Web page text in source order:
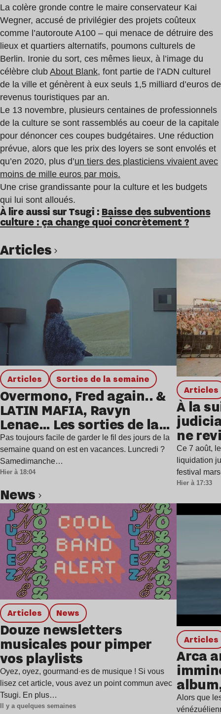
La colère gronde contre le maire conservateur Kai
Wegner, accusé de privilégier des projets coûteux
comme l’autoroute A100 – qui menace de détruire des
lieux et quartiers alternatifs, poumons culturels de
Berlin. Ironie du sort, ces mêmes lieux, à l’image du
célèbre club About Blank, font partie de l’ADN culturel
de la ville et génèrent à eux seuls 1,5 milliard d’euros de
revenus touristiques par an.
Le 13 novembre, plusieurs centaines de professionnels
de la culture se sont rassemblés au coeur de la capitale
pour dénoncer ces coupes budgétaires. Une réduction
prévue, alors que les prix des loyers se sont envolés et
qu’en 2020, plus d’un tiers des plasticiens vivaient avec
moins de mille euros par mois.
Une crise grandissante pour la culture et les budgets
qui lui sont alloués.
À lire aussi sur Tsugi : Baisse des subventions
culture : ça change quoi concrètement ?
Articles
Articles Sorties de la semaine
Overmono, Fred again.. &
LATIN MAFIA, Ravyn
Lenae… Les sorties de la
semaine
Pas toujours facile de garder le fil des jours de la
semaine quand on est en vacances. Luncredi ?
Samedimanche…
Hier à 18:04
Articles
À la
ne
Ce 7 août,
liquidation
festival
Hier à 17:33
news
Articles news
Douze newsletters
musicales pour pimper
vos playlists
Oyez, oyez, gourmand·es de musique ! Si vous
lisez cet article, vous avez un point commun avec
Tsugi. En plus…
Il y a quelques semaines
Articles
Arca
Alors que
Lire l’article